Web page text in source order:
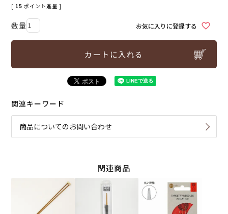
[ 15 ポイント進呈 ]
お気に入りに登録する
カートに入れる
関連キーワード
商品についてのお問い合わせ
関連商品